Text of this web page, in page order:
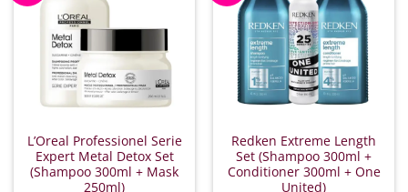
L’Oreal Professionel Serie
Expert Metal Detox Set
(Shampoo 300ml + Mask
250ml)
Redken Extreme Length
Set (Shampoo 300ml +
Conditioner 300ml + One
United)